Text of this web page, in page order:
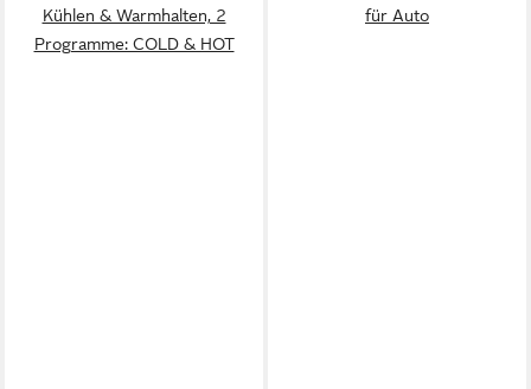
Kühlen & Warmhalten, 2
Programme: COLD & HOT
für Auto